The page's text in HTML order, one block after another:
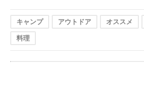
キャンプ アウトドア オススメ
料理